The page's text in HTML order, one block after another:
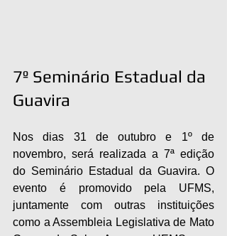
7º Seminário Estadual da
Guavira
Nos dias 31 de outubro e 1º de
novembro, será realizada a 7ª edição
do Seminário Estadual da Guavira. O
evento é promovido pela UFMS,
juntamente com outras instituições
como a Assembleia Legislativa de Mato